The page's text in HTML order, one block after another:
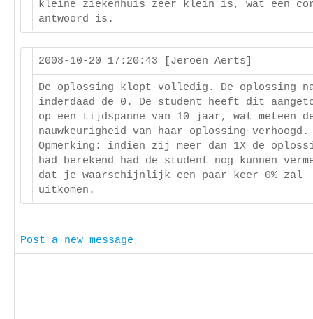
kleine ziekenhuis zeer klein is, wat een
antwoord is.
2008-10-20 17:20:43 [Jeroen Aerts]
De oplossing klopt volledig. De oplossing
inderdaad de 0. De student heeft dit
op een tijdspanne van 10 jaar, wat meteen
nauwkeurigheid van haar oplossing verhoogd.
Opmerking: indien zij meer dan 1X de
had berekend had de student nog kunnen
dat je waarschijnlijk een paar keer 0% zal
uitkomen.
Post a new message